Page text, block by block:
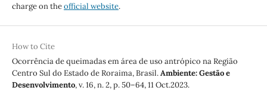
charge on theofficial website.
How to Cite
Ocorrência de queimadas em área de uso antrópico na Região
Centro Sul do Estado de Roraima, Brasil.Ambiente: Gestão e
Desenvolvimento, v. 16, n. 2, p. 50–64, 11 Oct.2023.